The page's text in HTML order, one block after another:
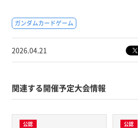
ガンダムカードゲーム
2026.04.21
関連する開催予定大会情報
公認 公認